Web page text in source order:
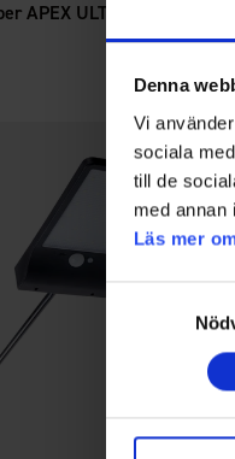
Denna
Vi
sociala
till de
med annan
Läs mer
Samtyckesval
APEX ULTRA